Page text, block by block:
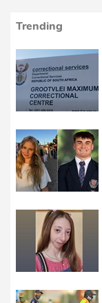
Trending